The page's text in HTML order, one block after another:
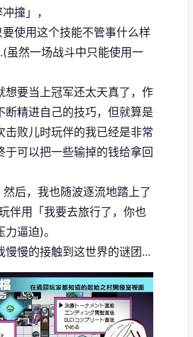
撞」，
使用这个技能不管事什么样
虽然一场战斗中只能使用一
想要当上冠军还太天真了，作
断精进自己的技巧，但就算是
击败儿时玩伴的我已经是非常
于可以把一些输掉的钱给拿回
后，我也随波逐流地踏上了
伴用「我要去旅行了，你也
逼迫)。
慢慢的接触到这世界的谜团...